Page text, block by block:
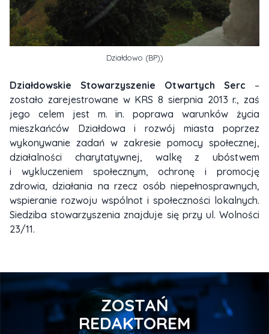
Działdowo (BP))
Działdowskie Stowarzyszenie Otwartych Serc –
zostało zarejestrowane w KRS 8 sierpnia 2013 r., zaś
jego celem jest m. in. poprawa warunków życia
mieszkańców Działdowa i rozwój miasta poprzez
wykonywanie zadań w zakresie pomocy społecznej,
działalności charytatywnej, walkę z ubóstwem
i wykluczeniem społecznym, ochronę i promocję
zdrowia, działania na rzecz osób niepełnosprawnych,
wspieranie rozwoju wspólnot i społeczności lokalnych.
Siedziba stowarzyszenia znajduje się przy ul. Wolności
23/11.
ZOSTAŃ
REDAKTOREM